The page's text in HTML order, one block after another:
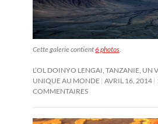
Cette galerie contient6 photos.
L’OL DOINYO LENGAI, TANZANIE, UN
UNIQUE AU MONDE AVRIL 16, 2014
COMMENTAIRES